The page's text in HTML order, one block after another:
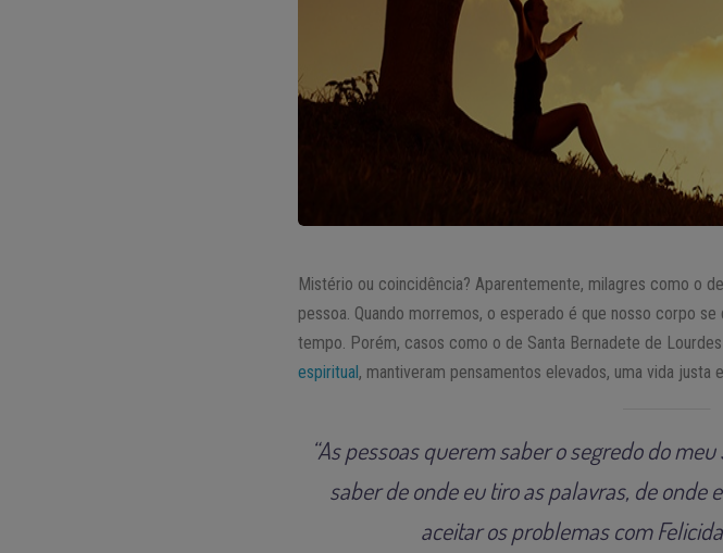
Mistério ou coincidência? Aparentemente, milagres como o de
pessoa. Quando morremos, o esperado é que nosso corpo
tempo. Porém, casos como o de Santa Bernadete de
espiritual, mantiveram pensamentos elevados, uma vida justa
“As pessoas querem saber o segredo do
saber de onde eu tiro as palavras, de onde
aceitar os problemas com